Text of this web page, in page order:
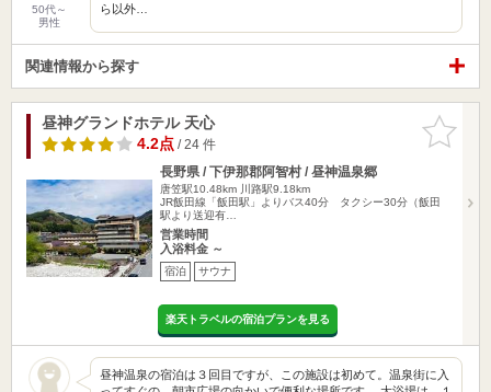
50代～
男性
ら以外…
関連情報から探す
お気に入
りに追加
昼神グランドホテル 天心
4.2点/ 24 件
長野県 / 下伊那郡阿智村 / 昼神温泉郷
唐笠駅10.48km
川路駅9.18km
JR飯田線「飯田駅」よりバス40分 タクシー30分（飯田
駅より送迎有…
営業時間
入浴料金 ～
宿泊 サウナ
楽天トラベルの宿泊プランを見る
昼神温泉の宿泊は３回目ですが、この施設は初めて。温泉街に入